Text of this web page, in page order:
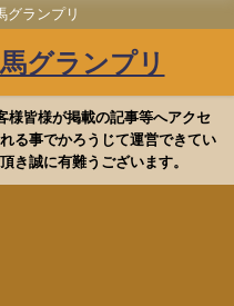
グランプリ
グランプリ
様皆様が掲載の記事等へアクセ
る事でかろうじて運営できてい
き誠に有難うございます。